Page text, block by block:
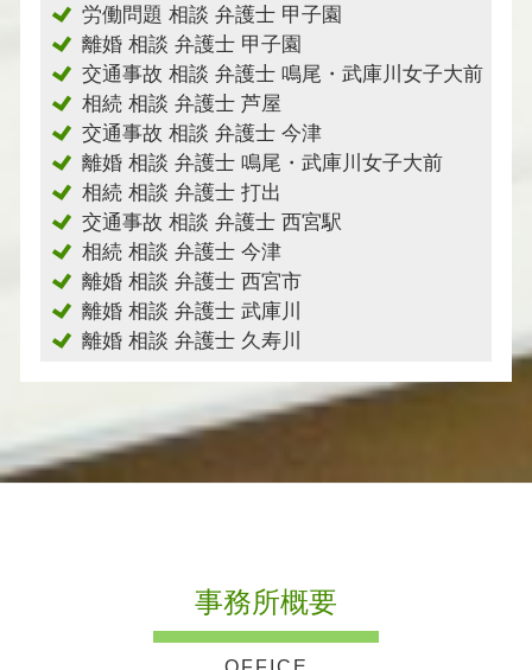
労働問題 相談 弁護士 甲子園
離婚 相談 弁護士 甲子園
交通事故 相談 弁護士 鳴尾・武庫川女子大前
相続 相談 弁護士 芦屋
交通事故 相談 弁護士 今津
離婚 相談 弁護士 鳴尾・武庫川女子大前
相続 相談 弁護士 打出
交通事故 相談 弁護士 西宮駅
相続 相談 弁護士 今津
離婚 相談 弁護士 西宮市
離婚 相談 弁護士 武庫川
離婚 相談 弁護士 久寿川
事務所概要